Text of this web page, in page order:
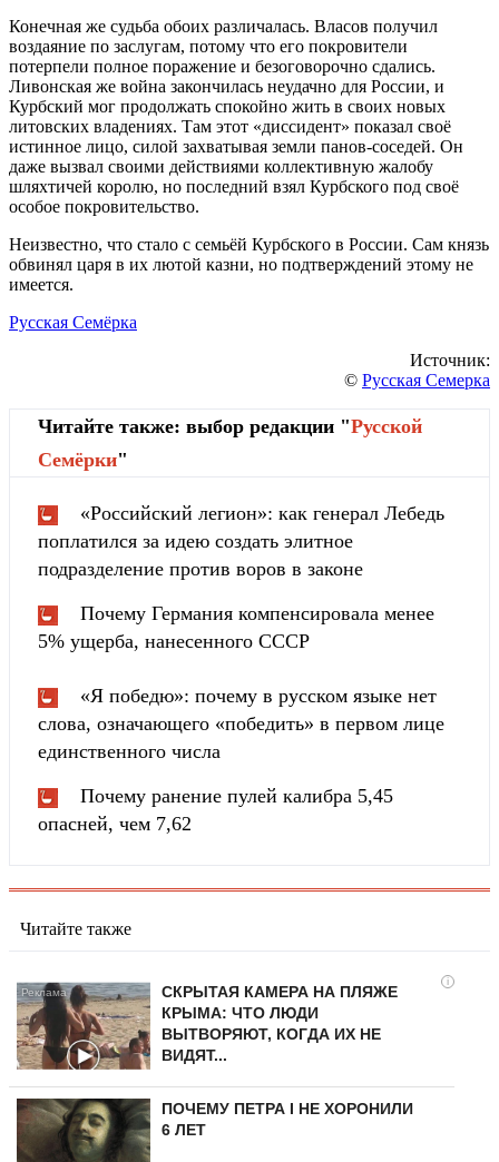
Конечная же судьба обоих различалась. Власов получил
воздаяние по заслугам, потому что его покровители
потерпели полное поражение и безоговорочно сдались.
Ливонская же война закончилась неудачно для России, и
Курбский мог продолжать спокойно жить в своих новых
литовских владениях. Там этот «диссидент» показал своё
истинное лицо, силой захватывая земли панов-соседей. Он
даже вызвал своими действиями коллективную жалобу
шляхтичей королю, но последний взял Курбского под своё
особое покровительство.
Неизвестно, что стало с семьёй Курбского в России. Сам князь
обвинял царя в их лютой казни, но подтверждений этому не
имеется.
Русская Семёрка
Источник:
© Русская Семерка
Читайте также: выбор редакции "Русской
Cемёрки"
«Российский легион»: как генерал Лебедь
поплатился за идею создать элитное
подразделение против воров в законе
Почему Германия компенсировала менее
5% ущерба, нанесенного СССР
«Я победю»: почему в русском языке нет
слова, означающего «победить» в первом лице
единственного числа
Почему ранение пулей калибра 5,45
опасней, чем 7,62
Читайте также
i
СКРЫТАЯ КАМЕРА НА ПЛЯЖЕ
КРЫМА: ЧТО ЛЮДИ
ВЫТВОРЯЮТ, КОГДА ИХ НЕ
ВИДЯТ...
ПОЧЕМУ ПЕТРА I НЕ ХОРОНИЛИ
6 ЛЕТ